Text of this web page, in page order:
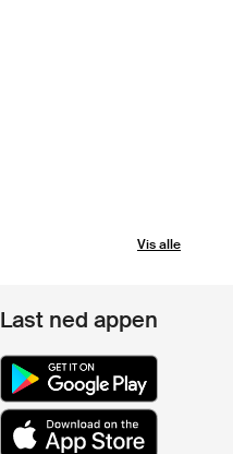
Vis alle
Last ned appen